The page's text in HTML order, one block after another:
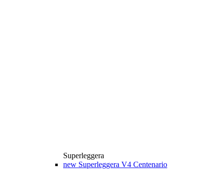
Superleggera
new Superleggera V4 Centenario